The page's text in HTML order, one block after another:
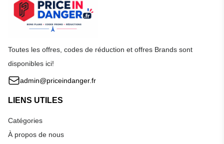
Toutes les offres, codes de réduction et offres Brands sont
disponibles ici!
admin@priceindanger.fr
LIENS UTILES
Catégories
À propos de nous